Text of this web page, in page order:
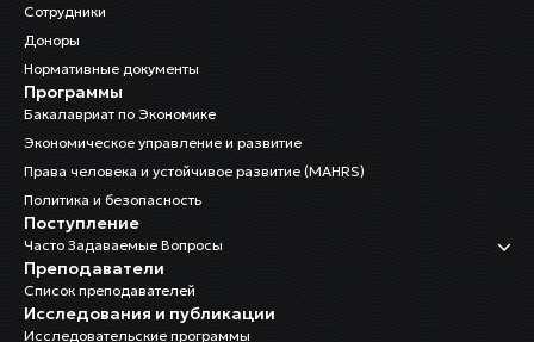
Сотрудники
Доноры
Нормативные документы
Программы
Бакалавриат по Экономике
Экономическое управление и развитие
Права человека и устойчивое развитие (MAHRS)
Политика и безопасность
Поступление
Часто Задаваемые Вопросы
Преподаватели
Список преподавателей
Исследования и публикации
Исследовательские программы